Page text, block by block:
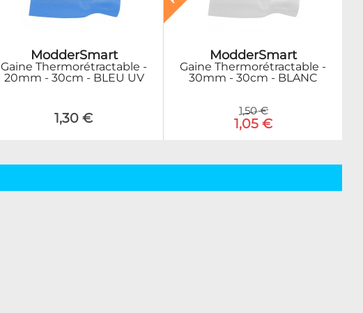
ModderSmart
Gaine Thermorétractable -
20mm - 30cm - BLEU UV
1,30 €
ModderSmart
Gaine Thermorétractable -
30mm - 30cm - BLANC
1,50 €
1,05 €